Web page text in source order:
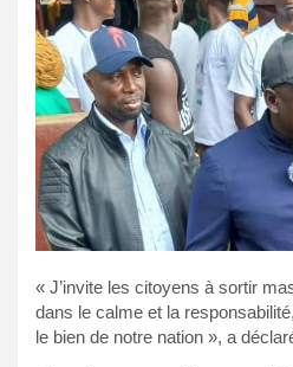
« J’invite les citoyens à sortir
dans le calme et la
le bien de notre nation », a